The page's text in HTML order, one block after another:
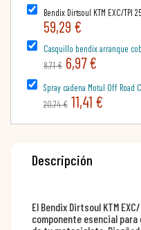
Bendix Dirtsoul KTM EXC/TPI
59,29 €
Casquillo bendix arranque
8,71 € 6,97 €
Spray cadena Motul Off Road
20,74 € 11,41 €
Descripción
El Bendix Dirtsoul KTM
componente esencial